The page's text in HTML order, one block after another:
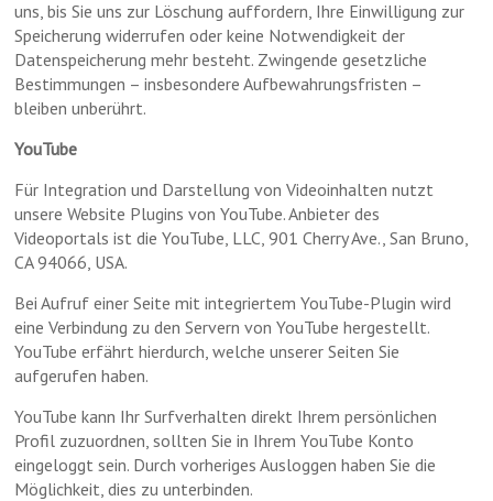
uns, bis Sie uns zur Löschung auffordern, Ihre Einwilligung zur
Speicherung widerrufen oder keine Notwendigkeit der
Datenspeicherung mehr besteht. Zwingende gesetzliche
Bestimmungen – insbesondere Aufbewahrungsfristen –
bleiben unberührt.
YouTube
Für Integration und Darstellung von Videoinhalten nutzt
unsere Website Plugins von YouTube. Anbieter des
Videoportals ist die YouTube, LLC, 901 Cherry Ave., San Bruno,
CA 94066, USA.
Bei Aufruf einer Seite mit integriertem YouTube-Plugin wird
eine Verbindung zu den Servern von YouTube hergestellt.
YouTube erfährt hierdurch, welche unserer Seiten Sie
aufgerufen haben.
YouTube kann Ihr Surfverhalten direkt Ihrem persönlichen
Profil zuzuordnen, sollten Sie in Ihrem YouTube Konto
eingeloggt sein. Durch vorheriges Ausloggen haben Sie die
Möglichkeit, dies zu unterbinden.